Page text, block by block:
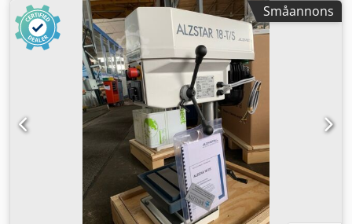
Maskinbord – användbar yta: 514 x 360 mm T-spår antal –
bredd – avstånd: 2 x 14 x 224 mm Avstånd spindel–bord
min./max.: 117/701 mm Matning: 0,10 + 0,20 mm/varv
Motoreffekt: 1,45 / 1,9 kW Maskinhöjd ca: 1840 mm
Maskinvikt ca: 285 kg Standardutrustning: -
Huvudströmbrytare med lås - Svamphuvudnödstopp
(låsbar) - Omkopplare för höger-/vänstergång - Motor med
överhettningsskydd Crsdjyvvmrjpfx Am Ejf - Steglös
varvtalsreglering - Digital varvtalsvisning -
Matningsöverbelastningsskydd - Skyddsklass IP 54,
motorisoleringsklass "F" (155°) - Spindelskydd med
elektrisk säkerhet - Lack: DD-strukturlack Signalvit RAL
9003, PATRONE 7545c, svart
Småannons